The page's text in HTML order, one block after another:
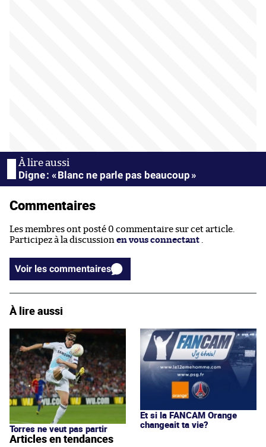
Digne : « Blanc ne parle pas beaucoup »
Commentaires
Les membres ont posté 0 commentaire sur cet article.
Participez à la discussion en vous connectant .
Voir les commentaires
À lire aussi
Torres ne veut pas partir
Et si la FANCAM Orange
changeait ta vie?
Articles en tendances